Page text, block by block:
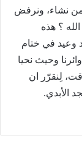
من نشاء، ونرفض
؟ هذه
وعيد في ختام
وحيث نحيا
لِنقرّر ان
الأبدي.